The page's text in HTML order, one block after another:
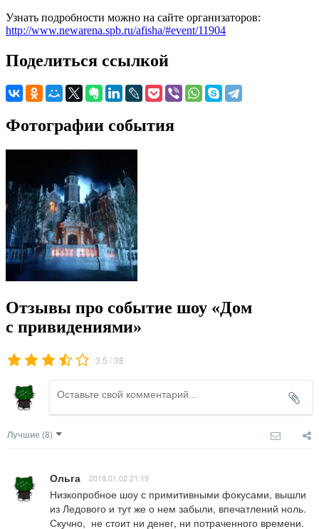
Узнать подробности можно на сайте организаторов:
http://www.newarena.spb.ru/afisha/#event/11904
Поделиться ссылкой
Фотографии события
Отзывы про событие шоу «Дом
с привидениями»
3.5 /38
Лучшие (8)
Ольга 2018.01.02 21:19
Низкопробное шоу с примитивными фокусами, вышли
из Ледового и тут же о нем забыли, впечатлений ноль.
Скучно,  не стоит ни денег, ни потраченного времени.